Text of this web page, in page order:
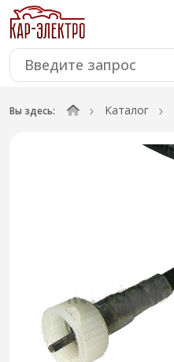
Вы здесь: Каталог